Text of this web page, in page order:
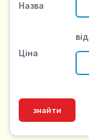
Назва
Ціна
від